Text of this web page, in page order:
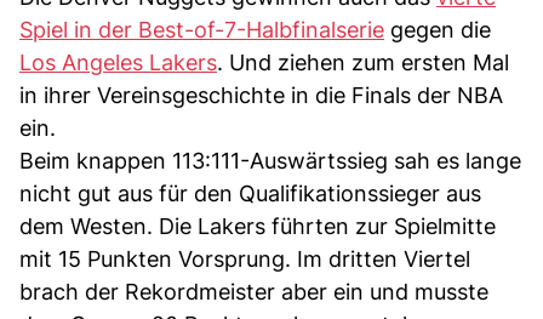
Spiel in der Best-of-7-Halbfinalserie gegen die
Los Angeles Lakers. Und ziehen zum ersten Mal
in ihrer Vereinsgeschichte in die Finals der NBA
ein.
Beim knappen 113:111-Auswärtssieg sah es lange
nicht gut aus für den Qualifikationssieger aus
dem Westen. Die Lakers führten zur Spielmitte
mit 15 Punkten Vorsprung. Im dritten Viertel
brach der Rekordmeister aber ein und musste